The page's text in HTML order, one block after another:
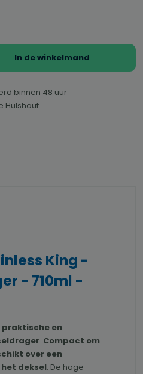
In de winkelmand
binnen 48 uur
Hulshout
King -
- 710ml -
praktische en
. Compact om
over een
deksel. De hoge